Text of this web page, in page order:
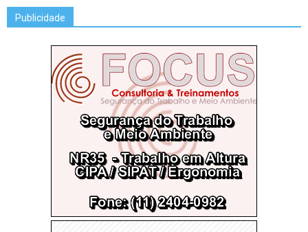
Publicidade